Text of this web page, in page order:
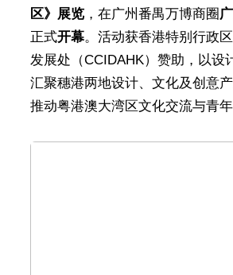
区》展览，在广州番禺万博商圈
正式开幕。活动获香港特别行政
发展处（CCIDAHK）赞助，以设
汇聚穗港两地设计、文化及创意
推动粤港澳大湾区文化交流与青年